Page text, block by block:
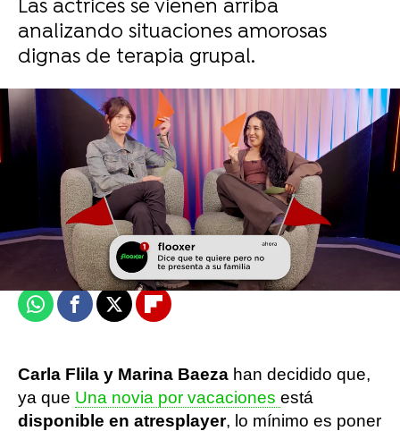
Las actrices se vienen arriba
analizando situaciones amorosas
dignas de terapia grupal.
Sandra Lázaro
Publicado:26 de junio de 2026, 16:54
WhatsappFacebook
X Flipboard
Carla Flila y Marina Baeza han decidido que,
ya que Una novia por vacaciones está
disponible en atresplayer, lo mínimo es poner